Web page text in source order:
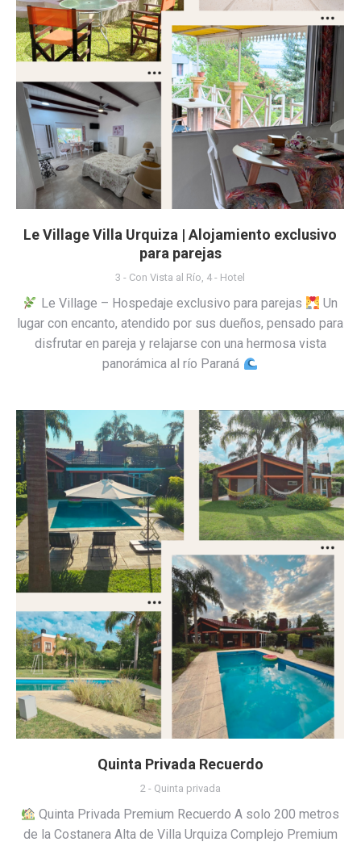
Le Village Villa Urquiza | Alojamiento exclusivo
para parejas
3 - Con Vista al Río, 4 - Hotel
Le Village – Hospedaje exclusivo para parejas
Un
lugar con encanto, atendido por sus dueños, pensado para
disfrutar en pareja y relajarse con una hermosa vista
panorámica al río Paraná
Quinta Privada Recuerdo
2 - Quinta privada
Quinta Privada Premium Recuerdo A solo 200 metros
de la Costanera Alta de Villa Urquiza Complejo Premium